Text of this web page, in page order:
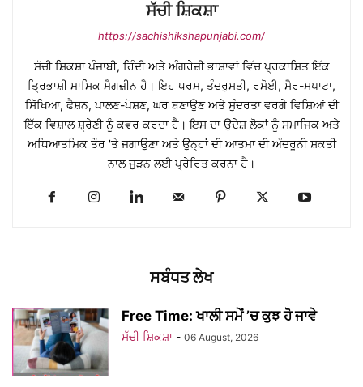
ਸੱਚੀ ਸ਼ਿਕਸ਼ਾ
https://sachishikshapunjabi.com/
ਸੱਚੀ ਸ਼ਿਕਸ਼ਾ ਪੰਜਾਬੀ, ਹਿੰਦੀ ਅਤੇ ਅੰਗਰੇਜ਼ੀ ਭਾਸ਼ਾਵਾਂ ਵਿੱਚ ਪ੍ਰਕਾਸ਼ਿਤ ਇੱਕ
ਤ੍ਰਿਭਾਸ਼ੀ ਮਾਸਿਕ ਮੈਗਜ਼ੀਨ ਹੈ। ਇਹ ਧਰਮ, ਤੰਦਰੁਸਤੀ, ਰਸੋਈ, ਸੈਰ-ਸਪਾਟਾ,
ਸਿੱਖਿਆ, ਫੈਸ਼ਨ, ਪਾਲਣ-ਪੋਸ਼ਣ, ਘਰ ਬਣਾਉਣ ਅਤੇ ਸੁੰਦਰਤਾ ਵਰਗੇ ਵਿਸ਼ਿਆਂ ਦੀ
ਇੱਕ ਵਿਸ਼ਾਲ ਸ਼੍ਰੇਣੀ ਨੂੰ ਕਵਰ ਕਰਦਾ ਹੈ। ਇਸ ਦਾ ਉਦੇਸ਼ ਲੋਕਾਂ ਨੂੰ ਸਮਾਜਿਕ ਅਤੇ
ਅਧਿਆਤਮਿਕ ਤੌਰ 'ਤੇ ਜਗਾਉਣਾ ਅਤੇ ਉਨ੍ਹਾਂ ਦੀ ਆਤਮਾ ਦੀ ਅੰਦਰੂਨੀ ਸ਼ਕਤੀ
ਨਾਲ ਜੁੜਨ ਲਈ ਪ੍ਰੇਰਿਤ ਕਰਨਾ ਹੈ।
ਸਬੰਧਤ ਲੇਖ
Free Time: ਖਾਲੀ ਸਮੇਂ ’ਚ ਕੁਝ ਹੋ ਜਾਵੇ
ਸੱਚੀ ਸ਼ਿਕਸ਼ਾ - 06 August, 2026